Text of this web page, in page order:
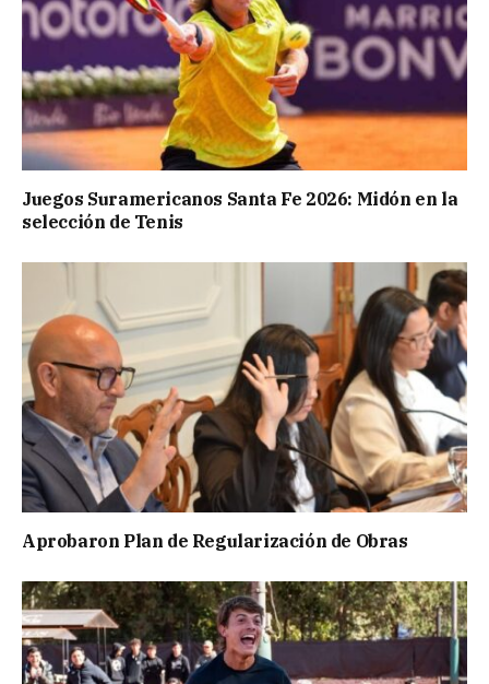
Juegos Suramericanos Santa Fe 2026: Midón en la
selección de Tenis
Aprobaron Plan de Regularización de Obras